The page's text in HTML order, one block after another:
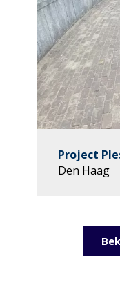
Project
Den Haag